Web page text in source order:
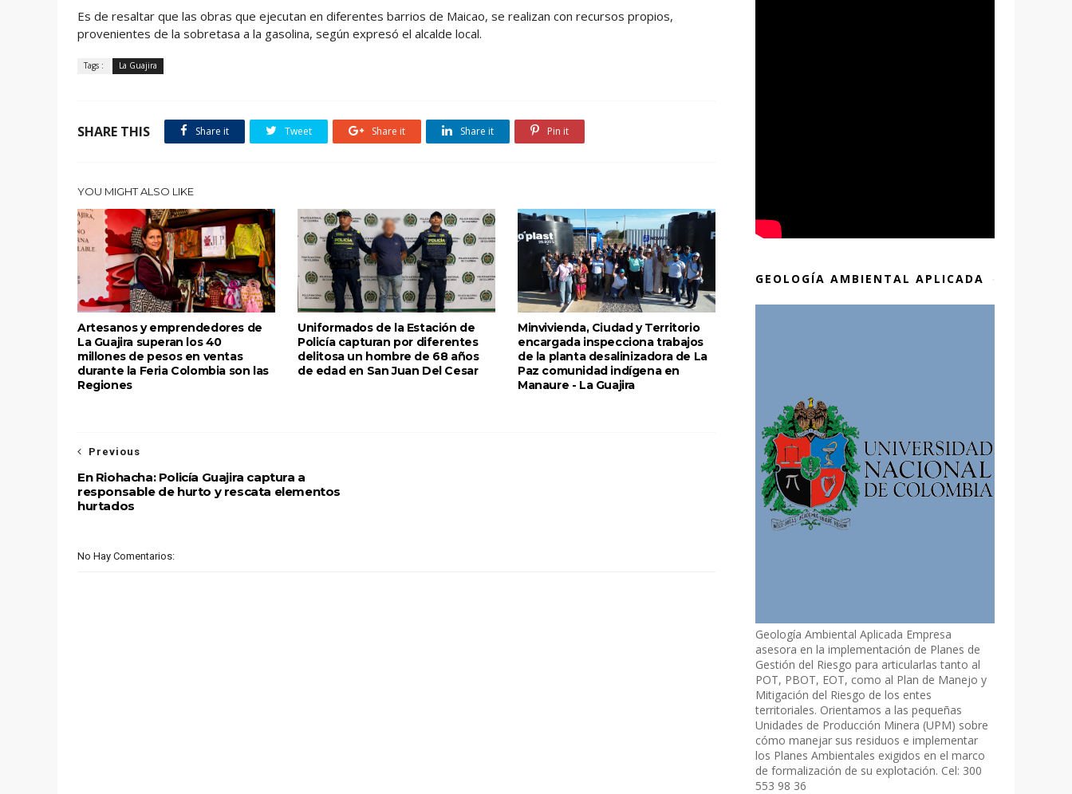
Es de resaltar que las obras que ejecutan en diferentes barrios de Maicao, se realizan con recursos propios,
provenientes de la sobretasa a la gasolina, según expresó el alcalde local.
Tags : La Guajira
SHARE THIS Share it Tweet Share it Share it Pin it
YOU MIGHT ALSO LIKE
Artesanos y emprendedores de
La Guajira superan los 40
millones de pesos en ventas
durante la Feria Colombia son las
Regiones
Uniformados de la Estación de
Policía capturan por diferentes
delitosa un hombre de 68 años
de edad en San Juan Del Cesar
Minvivienda, Ciudad y Territorio
encargada inspecciona trabajos
de la planta desalinizadora de La
Paz comunidad indígena en
Manaure - La Guajira
Previous
En Riohacha: Policía Guajira captura a
responsable de hurto y rescata elementos
hurtados
No Hay Comentarios:
GEOLOGÍA AMBIENTAL APLICADA
Geología Ambiental Aplicada Empresa
asesora en la implementación de Planes de
Gestión del Riesgo para articularlas tanto al
POT, PBOT, EOT, como al Plan de Manejo y
Mitigación del Riesgo de los entes
territoriales. Orientamos a las pequeñas
Unidades de Producción Minera (UPM) sobre
cómo manejar sus residuos e implementar
los Planes Ambientales exigidos en el marco
de formalización de su explotación. Cel: 300
553 98 36